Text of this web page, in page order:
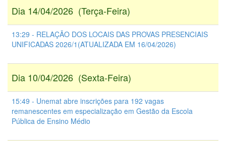
Dia 14/04/2026 (Terça-Feira)
13:29 - RELAÇÃO DOS LOCAIS DAS PROVAS PRESENCIAIS
UNIFICADAS 2026/1(ATUALIZADA EM 16/04/2026)
Dia 10/04/2026 (Sexta-Feira)
15:49 - Unemat abre inscrições para 192 vagas
remanescentes em especialização em Gestão da Escola
Pública de Ensino Médio